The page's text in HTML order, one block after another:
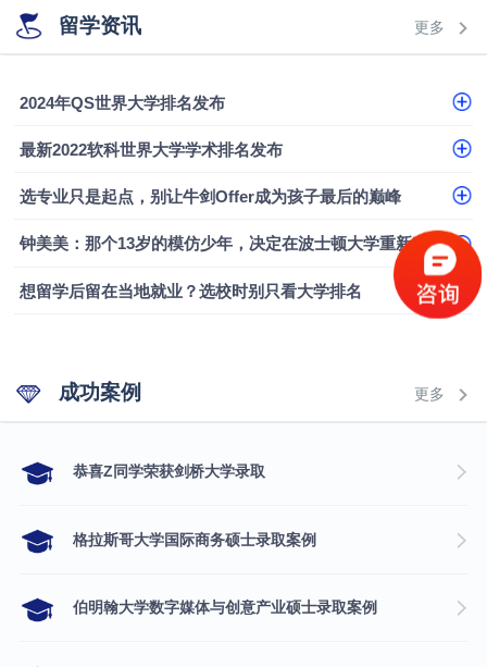
专科逆袭伦敦大学学院UCL录取案例解析
香港浸会大学伦理与公共事务硕士录取
留学资讯 更多
2024年QS世界大学排名发布
最新2022软科世界大学学术排名发布
选专业只是起点，别让牛剑Offer成为孩子最后的巅峰
钟美美：那个13岁的模仿少年，决定在波士顿大学重新定义自己
想留学后留在当地就业？选校时别只看大学排名
成功案例 更多
​恭喜Z同学荣获剑桥大学录取
格拉斯哥大学国际商务硕士录取案例
伯明翰大学数字媒体与创意产业硕士录取案例